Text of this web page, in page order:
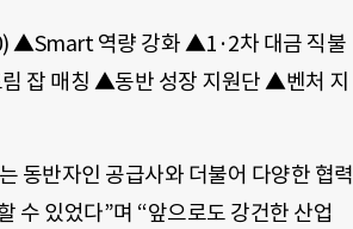
▲Smart 역량 강화 ▲1·2차 대금 직불
잡 매칭 ▲동반 성장 지원단 ▲벤처 지
동반자인 공급사와 더불어 다양한 협력
수 있었다”며 “앞으로도 강건한 산업